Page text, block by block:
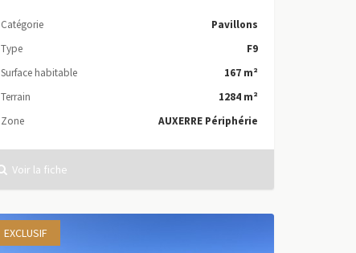
Catégorie
Pavillons
Type
F9
Surface habitable
167 m²
Terrain
1284 m²
Zone
AUXERRE Périphérie
Voir la fiche
EXCLUSIF